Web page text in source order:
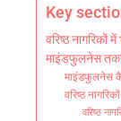
Key
वरिष्ठ नागरिकों
माइंडफुलनेस
माइंडफुलनेस
वरिष्ठ
वरिष्ठ